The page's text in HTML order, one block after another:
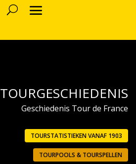
TOURGESCHIEDENIS
Geschiedenis Tour de France
TOURSTATISTIEKEN VANAF 1903
TOURPOOLS & TOURSPELLEN